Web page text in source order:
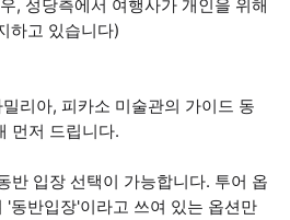
, 성당측에서 여행사가 개인을 위해
하고 있습니다)
리아, 피카소 미술관의 가이드 동
먼저 드립니다.
반 입장 선택이 가능합니다. 투어 옵
'동반입장'이라고 쓰여 있는 옵션만